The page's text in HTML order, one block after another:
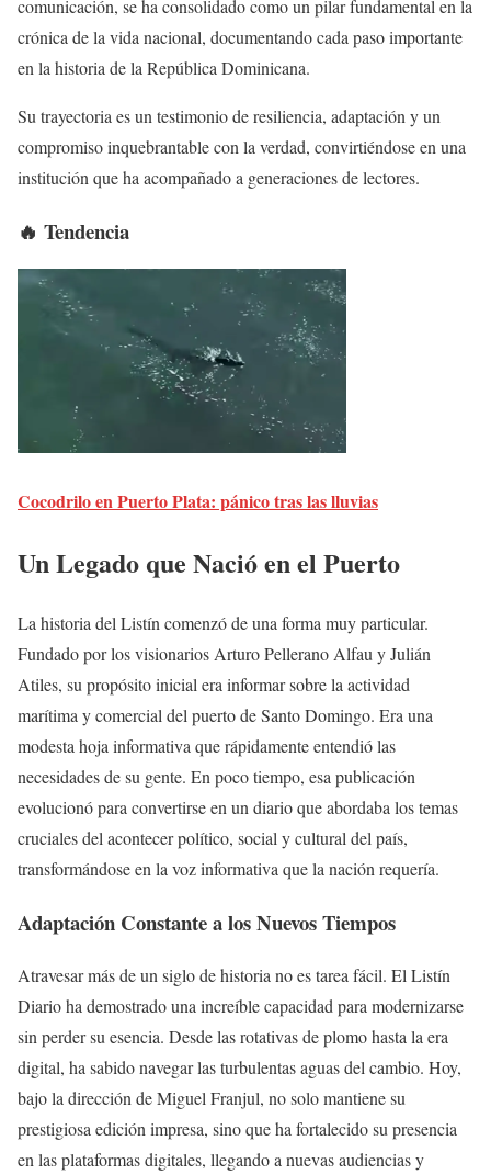
comunicación, se ha consolidado como un pilar fundamental en la
crónica de la vida nacional, documentando cada paso importante
en la historia de la República Dominicana.
Su trayectoria es un testimonio de resiliencia, adaptación y un
compromiso inquebrantable con la verdad, convirtiéndose en una
institución que ha acompañado a generaciones de lectores.
🔥 Tendencia
Cocodrilo en Puerto Plata: pánico tras las lluvias
Un Legado que Nació en el Puerto
La historia del Listín comenzó de una forma muy particular.
Fundado por los visionarios Arturo Pellerano Alfau y Julián
Atiles, su propósito inicial era informar sobre la actividad
marítima y comercial del puerto de Santo Domingo. Era una
modesta hoja informativa que rápidamente entendió las
necesidades de su gente. En poco tiempo, esa publicación
evolucionó para convertirse en un diario que abordaba los temas
cruciales del acontecer político, social y cultural del país,
transformándose en la voz informativa que la nación requería.
Adaptación Constante a los Nuevos Tiempos
Atravesar más de un siglo de historia no es tarea fácil. El Listín
Diario ha demostrado una increíble capacidad para modernizarse
sin perder su esencia. Desde las rotativas de plomo hasta la era
digital, ha sabido navegar las turbulentas aguas del cambio. Hoy,
bajo la dirección de Miguel Franjul, no solo mantiene su
prestigiosa edición impresa, sino que ha fortalecido su presencia
en las plataformas digitales, llegando a nuevas audiencias y